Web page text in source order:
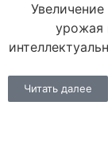
урожая
Читать далее